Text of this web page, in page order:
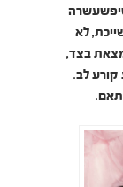
לא
בצד,
קורע לב.